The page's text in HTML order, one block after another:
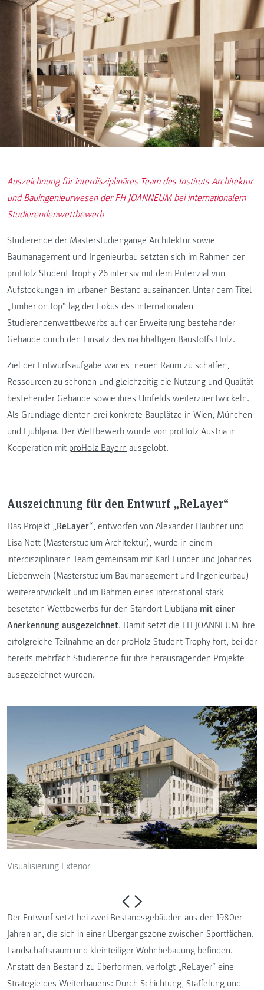
Auszeichnung für interdisziplinäres Team des Instituts Architektur
und Bauingenieurwesen der FH JOANNEUM bei internationalem
Studierendenwettbewerb
Studierende der Masterstudiengänge Architektur sowie
Baumanagement und Ingenieurbau setzten sich im Rahmen der
proHolz Student Trophy 26 intensiv mit dem Potenzial von
Aufstockungen im urbanen Bestand auseinander. Unter dem Titel
„Timber on top“ lag der Fokus des internationalen
Studierendenwettbewerbs auf der Erweiterung bestehender
Gebäude durch den Einsatz des nachhaltigen Baustoffs Holz.
Ziel der Entwurfsaufgabe war es, neuen Raum zu schaffen,
Ressourcen zu schonen und gleichzeitig die Nutzung und Qualität
bestehender Gebäude sowie ihres Umfelds weiterzuentwickeln.
Als Grundlage dienten drei konkrete Bauplätze in Wien, München
und Ljubljana. Der Wettbewerb wurde von proHolz Austria in
Kooperation mit proHolz Bayern ausgelobt.
Auszeichnung für den Entwurf „ReLayer“
Das Projekt „ReLayer“, entworfen von Alexander Haubner und
Lisa Nett (Masterstudium Architektur), wurde in einem
interdisziplinären Team gemeinsam mit Karl Funder und Johannes
Liebenwein (Masterstudium Baumanagement und Ingenieurbau)
weiterentwickelt und im Rahmen eines international stark
besetzten Wettbewerbs für den Standort Ljubljana mit einer
Anerkennung ausgezeichnet. Damit setzt die FH JOANNEUM ihre
erfolgreiche Teilnahme an der proHolz Student Trophy fort, bei der
bereits mehrfach Studierende für ihre herausragenden Projekte
ausgezeichnet wurden.
Visualisierung Exterior
Der Entwurf setzt bei zwei Bestandsgebäuden aus den 1980er
Jahren an, die sich in einer Übergangszone zwischen Sportflächen,
Landschaftsraum und kleinteiliger Wohnbebauung befinden.
Anstatt den Bestand zu überformen, verfolgt „ReLayer“ eine
Strategie des Weiterbauens: Durch Schichtung, Staffelung und